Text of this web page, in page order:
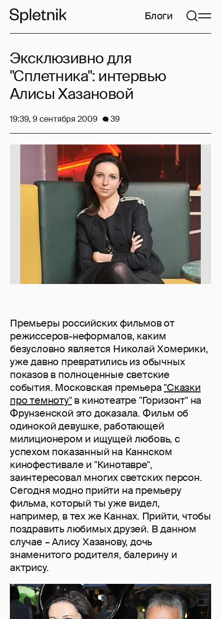
Блоги
Премьеры российских фильмов от
режиссеров-неформалов, каким
безусловно является Николай Хомерики,
уже давно превратились из обычных
показов в полноценные светские
события. Московская премьера"Сказки
про темноту"в кинотеатре "Горизонт" на
Фрунзенской это доказала. Фильм об
одинокой девушке, работающей
милиционером и ищущей любовь, с
успехом показанный на Каннском
кинофестивале и "Кинотавре",
заинтересовал многих светских персон.
Сегодня модно прийти на премьеру
фильма, который ты уже видел,
например, в тех же Каннах. Прийти, чтобы
поздравить любимых друзей. В данном
случае – Алису Хазанову, дочь
знаменитого родителя, балерину и
актрису.
Эксклюзивно для
"Сплетника": интервью
Алисы Хазановой
19:39, 9 сентября 2009 39